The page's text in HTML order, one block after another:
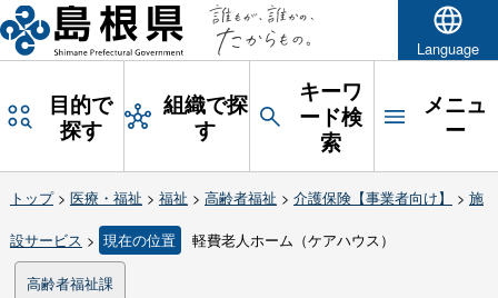
Language
目的で
探す
組織で探
す
キーワ
ード検
索
メニュ
ー
トップ> 医療・福祉 > 福祉 > 高齢者福祉 > 介護保険【事業者向け】 > 施
設サービス > 現在の位置 軽費老人ホーム（ケアハウス）
高齢者福祉課